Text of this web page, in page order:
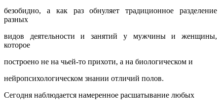
безобидно, а как раз обнуляет традиционное разделение
разных
видов деятельности и занятий у мужчины и женщины,
которое
построено не на чьей-то прихоти, а на биологическом и
нейропсихологическом знании отличий полов.
Сегодня наблюдается намеренное расшатывание любых